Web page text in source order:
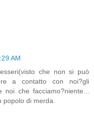
AM
che non si può
a contatto con noi?gli
noi che facciamo?niente...
popolo di merda.